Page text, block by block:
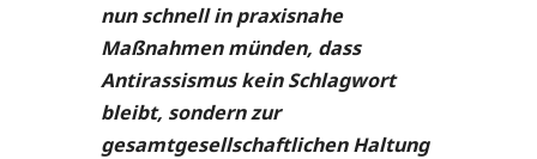
nun schnell in praxisnahe
Maßnahmen münden, dass
Antirassismus kein Schlagwort
bleibt, sondern zur
gesamtgesellschaftlichen Haltung